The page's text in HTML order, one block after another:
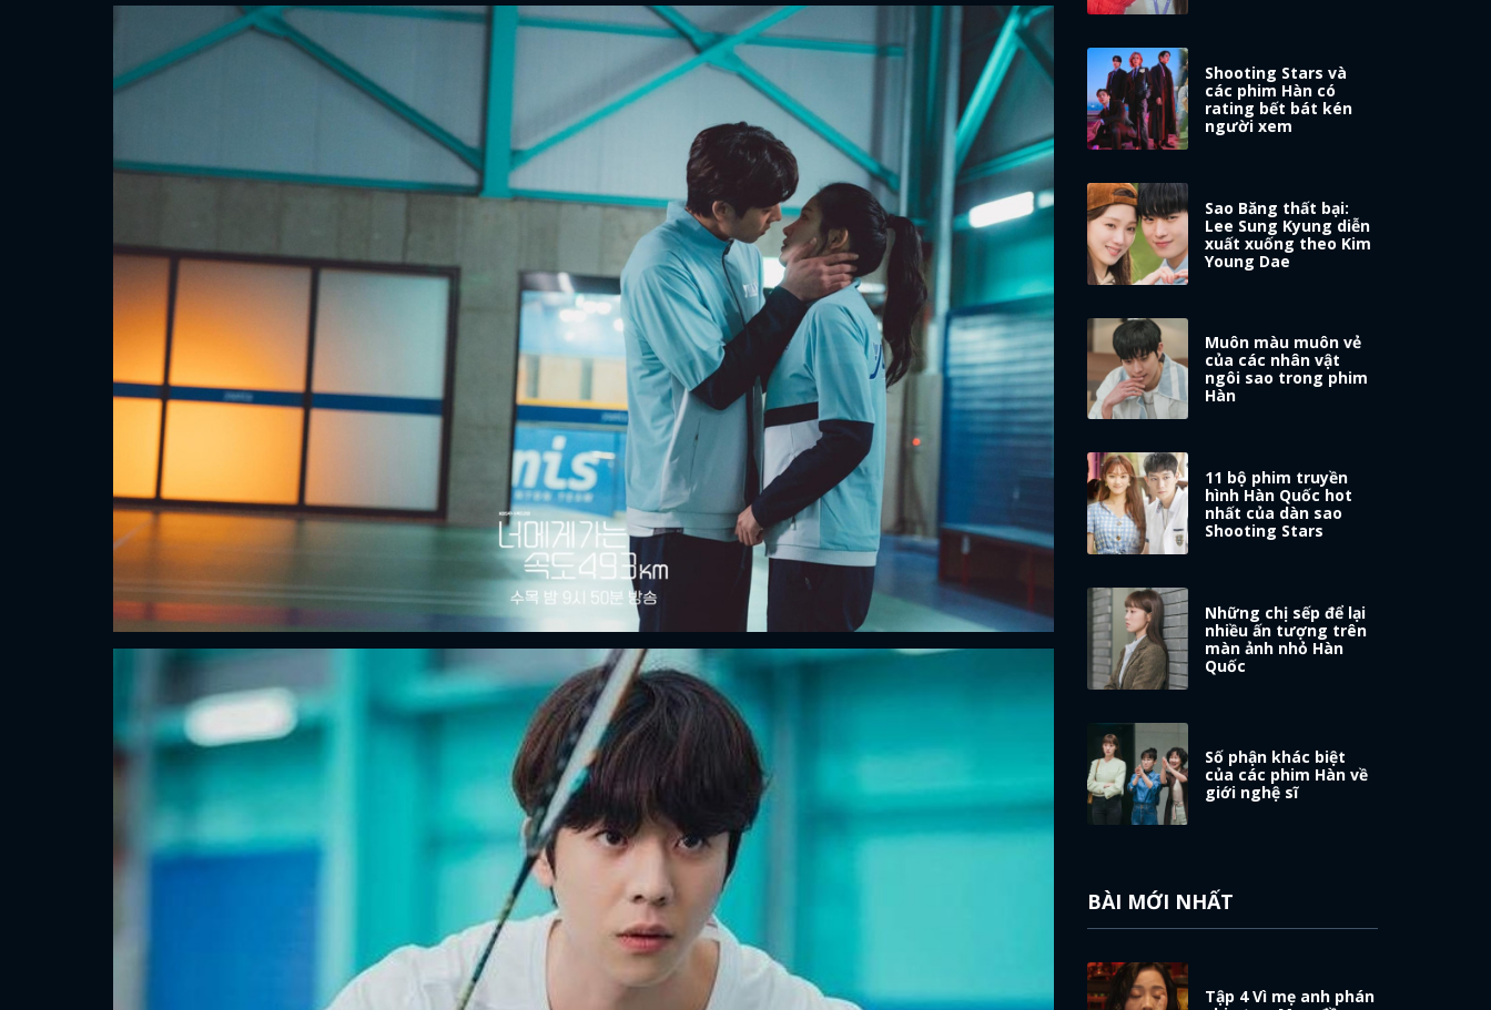
Shooting Stars và
các phim Hàn có
rating bết bát kén
người xem
Sao Băng thất bại:
Lee Sung Kyung diễn
xuất xuống theo Kim
Young Dae
Muôn màu muôn vẻ
của các nhân vật
ngôi sao trong phim
Hàn
11 bộ phim truyền
hình Hàn Quốc hot
nhất của dàn sao
Shooting Stars
Những chị sếp để lại
nhiều ấn tượng trên
màn ảnh nhỏ Hàn
Quốc
Số phận khác biệt
của các phim Hàn về
giới nghệ sĩ
BÀI MỚI NHẤT
Tập 4 Vì mẹ anh phán